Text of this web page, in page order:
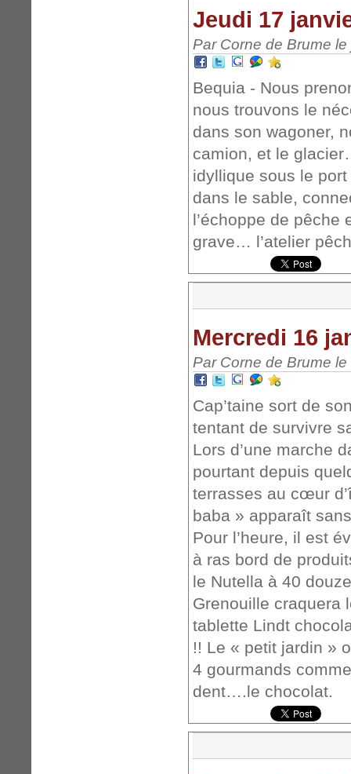
Jeudi 17
Par Corne de Brume
Bequia - Nous
nous trouvons le
dans son wagoner,
camion, et le
idyllique sous le
dans le sable,
l’échoppe de pêche
grave… l’atelier
Mercredi 16
Par Corne de Brume
Cap’taine sort de
tentant de survivre
Lors d’une marche
pourtant depuis
terrasses au cœur
baba » apparaît
Pour l’heure, il est
à ras bord de
le Nutella à 40
Grenouille craquera
tablette Lindt
!! Le « petit jardin »
4 gourmands
dent….le chocolat.